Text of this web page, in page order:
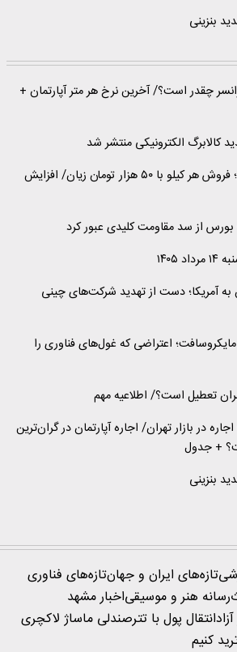
بنزینی
چقدر است؟/ آخرین نرخ هر متر آپارتمان +
کالابرگ الکترونیکی منتشر شد
هشدار درباره بازار مرغ؛ فروش هر کیلو با ۵۰ هزار تومان زیان/ افزایش
آمریکا؛ دست از تهدید شرکت‌های چینی
اعتراضی که غول‌های فناوری را
تعطیل است؟/ اطلاعیه مهم
در بازار تهران/ اجاره آپارتمان در گران‌ترین
+ جدول
بنزینی
تازه‌های ایران و جهانتازه‌های فناوری
رسانه هنر و موسیقیاخبار مشهد
انتقال پول با تترصندلی ماساژ لاکچری
کنیم